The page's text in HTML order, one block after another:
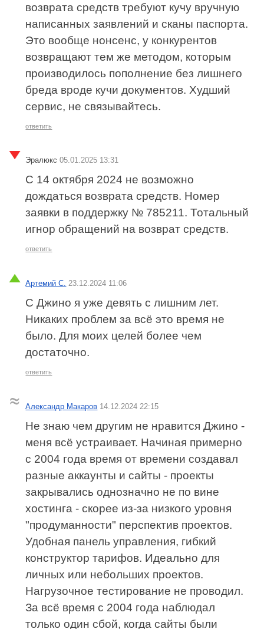
возврата средств требуют кучу вручную
написанных заявлений и сканы паспорта.
Это вообще нонсенс, у конкурентов
возвращают тем же методом, которым
производилось пополнение без лишнего
бреда вроде кучи документов. Худший
сервис, не связывайтесь.
ответить
Эралюкс 05.01.2025 13:31
C 14 октября 2024 не возможно
дождаться возврата средств. Номер
заявки в поддержку № 785211. Тотальный
игнор обращений на возврат средств.
ответить
Артемий С. 23.12.2024 11:06
С Джино я уже девять с лишним лет.
Никаких проблем за всё это время не
было. Для моих целей более чем
достаточно.
ответить
Александр Макаров 14.12.2024 22:15
Не знаю чем другим не нравится Джино -
меня всё устраивает. Начиная примерно
с 2004 года время от времени создавал
разные аккаунты и сайты - проекты
закрывались однозначно не по вине
хостинга - скорее из-за низкого уровня
"продуманности" перспектив проектов.
Удобная панель управления, гибкий
конструктор тарифов. Идеально для
личных или небольших проектов.
Нагрузочное тестирование не проводил.
За всё время с 2004 года наблюдал
только один сбой, когда сайты были